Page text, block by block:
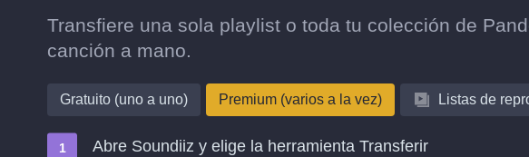
Transfiere una sola playlist o toda tu colección de
canción a mano.
Gratuito (uno a uno) Premium (varios a la vez) Listas de
Abre Soundiiz y elige la herramienta Transferir